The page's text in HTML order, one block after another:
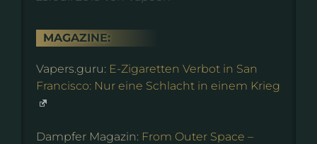
MAGAZINE:
Vapers.guru: E-Zigaretten Verbot in San
Francisco: Nur eine Schlacht in einem Krieg
Dampfer Magazin: From Outer Space –